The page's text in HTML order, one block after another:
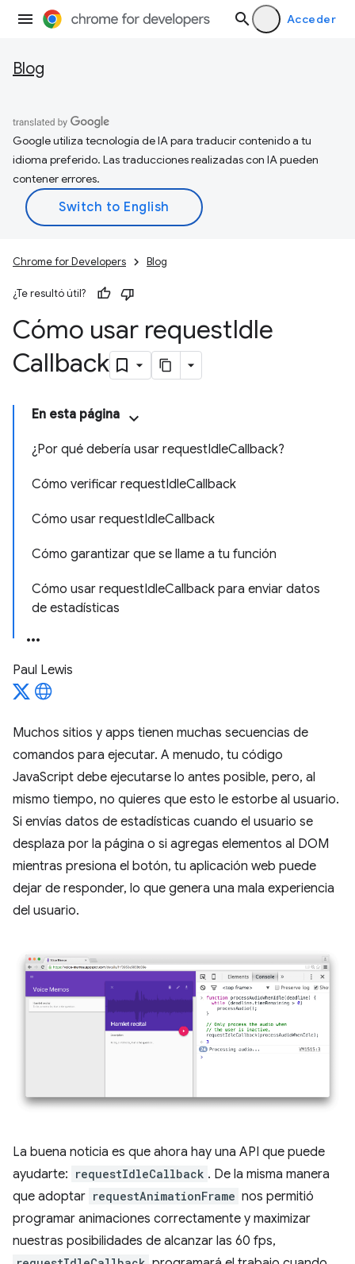
Acceder
Blog
Google utiliza tecnología de IA para traducir contenido a tu
idioma preferido. Las traducciones realizadas con IA pueden
contener errores.
Chrome for Developers Blog
¿Te resultó útil?
Cómo usar requestIdle
Callback
En esta página
¿Por qué debería usar requestIdleCallback?
Cómo verificar requestIdleCallback
Cómo usar requestIdleCallback
Cómo garantizar que se llame a tu función
Cómo usar requestIdleCallback para enviar datos
de estadísticas
Paul Lewis
Muchos sitios y apps tienen muchas secuencias de
comandos para ejecutar. A menudo, tu código
JavaScript debe ejecutarse lo antes posible, pero, al
mismo tiempo, no quieres que esto le estorbe al usuario.
Si envías datos de estadísticas cuando el usuario se
desplaza por la página o si agregas elementos al DOM
mientras presiona el botón, tu aplicación web puede
dejar de responder, lo que genera una mala experiencia
del usuario.
La buena noticia es que ahora hay una API que puede
ayudarte: requestIdleCallback . De la misma manera
que adoptar requestAnimationFrame nos permitió
programar animaciones correctamente y maximizar
nuestras posibilidades de alcanzar las 60 fps,